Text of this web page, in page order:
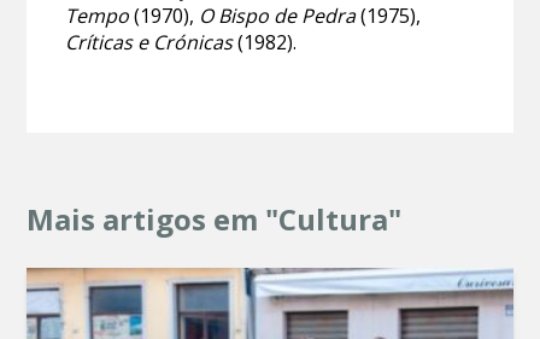
Tempo(1970), O Bispo de Pedra(1975),
Críticas e Crónicas(1982).
Mais artigos em "Cultura"